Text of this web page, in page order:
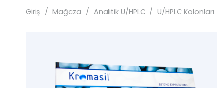
Giriş / Mağaza / Analitik U/HPLC / U/HPLC Kolonları